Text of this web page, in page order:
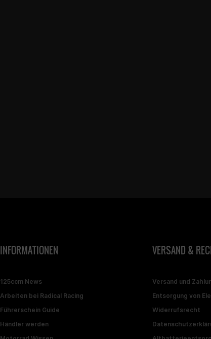
INFORMATIONEN
125ccm News
Arbeiten bei Radical Racing
Führerschein Guide
Händler werden
VERSAND &
Versand und
Entsorgung von
Widerrufsrecht